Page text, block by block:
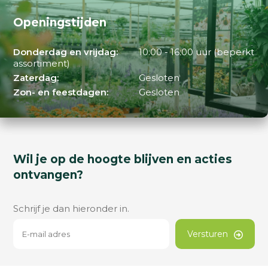
Openingstijden
Donderdag en vrijdag:
10:00 - 16:00 uur (beperkt
assortiment)
Zaterdag:
Gesloten
Zon- en feestdagen:
Gesloten
Wil je op de hoogte blijven en acties
ontvangen?
Schrijf je dan hieronder in.
Versturen